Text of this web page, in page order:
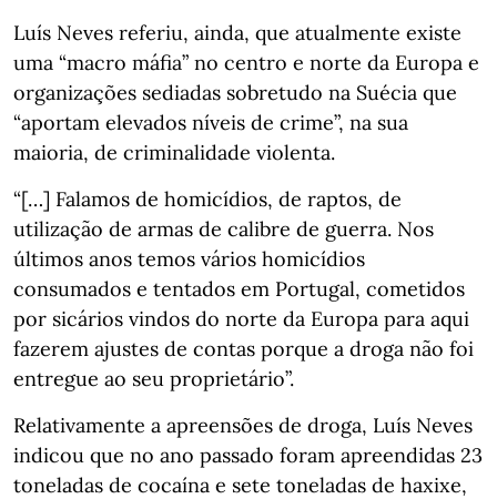
Luís Neves referiu, ainda, que atualmente existe
uma “macro máfia” no centro e norte da Europa e
organizações sediadas sobretudo na Suécia que
“aportam elevados níveis de crime”, na sua
maioria, de criminalidade violenta.
“[…] Falamos de homicídios, de raptos, de
utilização de armas de calibre de guerra. Nos
últimos anos temos vários homicídios
consumados e tentados em Portugal, cometidos
por sicários vindos do norte da Europa para aqui
fazerem ajustes de contas porque a droga não foi
entregue ao seu proprietário”.
Relativamente a apreensões de droga, Luís Neves
indicou que no ano passado foram apreendidas 23
toneladas de cocaína e sete toneladas de haxixe,